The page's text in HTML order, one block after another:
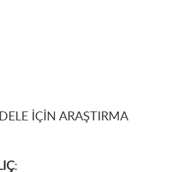
İÇİN ARAŞTIRMA
: